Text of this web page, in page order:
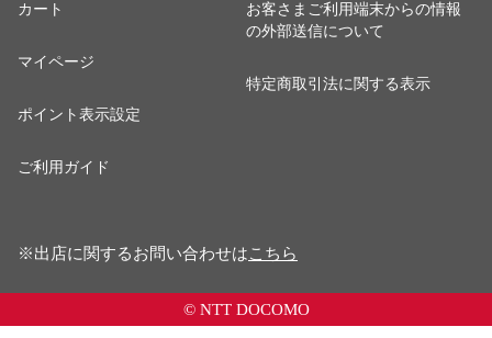
カート
マイページ
ポイント表示設定
ご利用ガイド
お客さまご利用端末からの情報
の外部送信について
特定商取引法に関する表示
※出店に関するお問い合わせはこちら
© NTT DOCOMO